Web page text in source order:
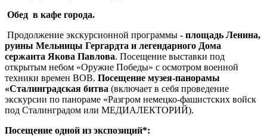
Обед в кафе города.
Продолжение экскурсионной программы - площадь Ленина,
руины Мельницы Гергардта и легендарного Дома
сержанта Якова Павлова. Посещение выставки под
открытым небом «Оружие Победы» с осмотром военной
техники времен ВОВ. Посещение музея-панорамы
«Сталинградская битва (включает в себя проведение
экскурсии по панораме «Разгром немецко-фашистских войск
под Сталинградом или МЕДИАЛЕКТОРИЙ).
Посещение одной из экспозиций*: